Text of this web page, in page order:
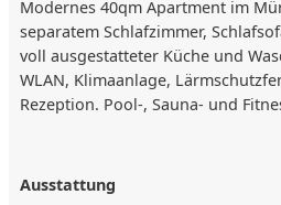
Modernes 40qm Apartment im
separatem Schlafzimmer,
voll ausgestatteter Küche und
WLAN, Klimaanlage,
Rezeption. Pool-, Sauna- und
Ausstattung